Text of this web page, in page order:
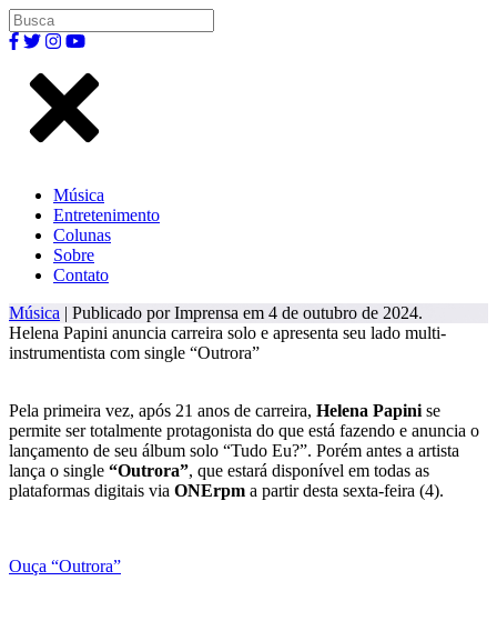
Música
Entretenimento
Colunas
Sobre
Contato
Música | Publicado por Imprensa em 4 de outubro de 2024.
Helena Papini anuncia carreira solo e apresenta seu lado multi-
instrumentista com single “Outrora”
Pela primeira vez, após 21 anos de carreira, Helena Papini se
permite ser totalmente protagonista do que está fazendo e anuncia o
lançamento de seu álbum solo “Tudo Eu?”. Porém antes a artista
lança o single “Outrora”, que estará disponível em todas as
plataformas digitais via ONErpm a partir desta sexta-feira (4).
Ouça “Outrora”